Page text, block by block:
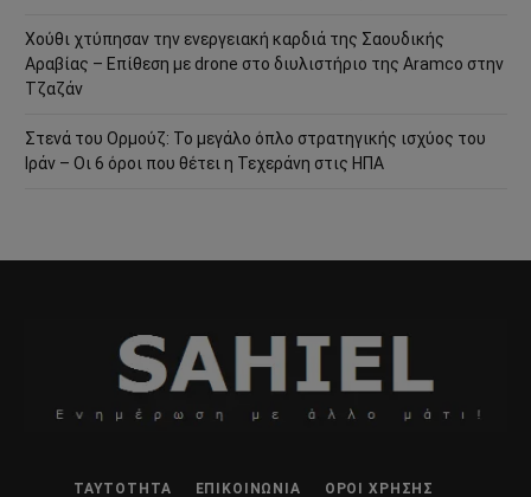
Χούθι χτύπησαν την ενεργειακή καρδιά της Σαουδικής
Αραβίας – Επίθεση με drone στο διυλιστήριο της Aramco στην
Τζαζάν
Στενά του Ορμούζ: Το μεγάλο όπλο στρατηγικής ισχύος του
Ιράν – Οι 6 όροι που θέτει η Τεχεράνη στις ΗΠΑ
ΤΑΥΤΌΤΗΤΑ ΕΠΙΚΟΙΝΩΝΊΑ ΌΡΟΙ ΧΡΉΣΗΣ